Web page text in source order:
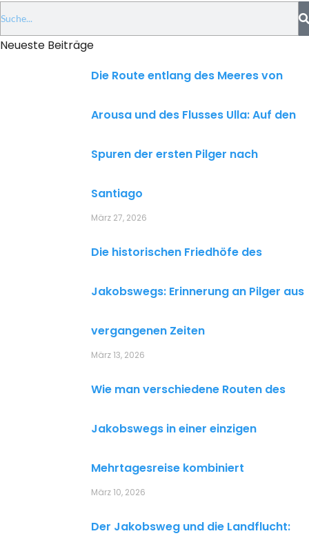
Neueste Beiträge
Die Route entlang des Meeres von
Arousa und des Flusses Ulla: Auf den
Spuren der ersten Pilger nach
Santiago
März 27, 2026
Die historischen Friedhöfe des
Jakobswegs: Erinnerung an Pilger aus
vergangenen Zeiten
März 13, 2026
Wie man verschiedene Routen des
Jakobswegs in einer einzigen
Mehrtagesreise kombiniert
März 10, 2026
Der Jakobsweg und die Landflucht: